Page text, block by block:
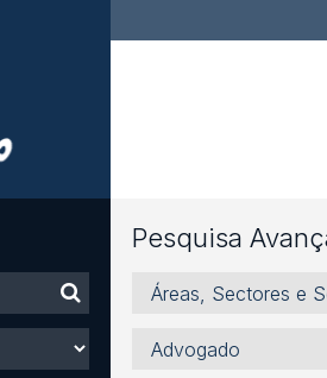
Pesquisa
Áreas,
Sectores
Serviços
Advogado